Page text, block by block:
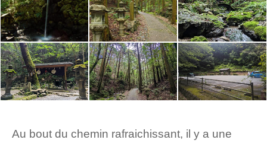
Au bout du chemin rafraichissant, il y a une